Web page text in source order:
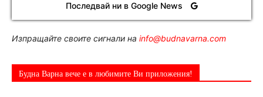
Последвай ни в Google News
Изпращайте своите сигнали на info@budnavarna.com
Будна Варна вече е в любимите Ви приложения!